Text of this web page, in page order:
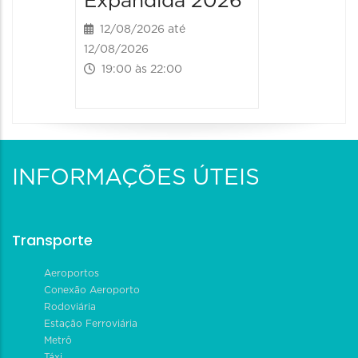
12/08/2026 até
12/08/2026
19:00 às 22:00
INFORMAÇÕES ÚTEIS
Transporte
Aeroportos
Conexão Aeroporto
Rodoviária
Estação Ferroviária
Metrô